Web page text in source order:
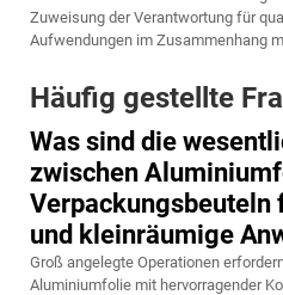
Zuweisung der Verantwortung für
Aufwendungen im Zusammenhang
Häufig gestellte
Was sind die
zwischen
und kleinräumige
Groß angelegte Operationen
Aluminiumfolie mit hervorragender